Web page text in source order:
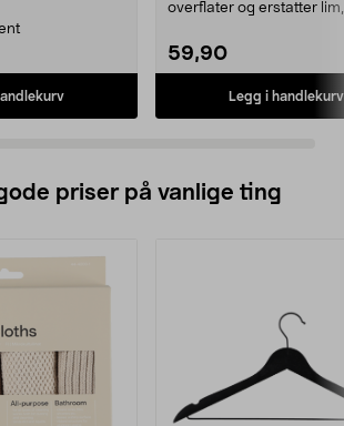
overflater og erstatter
59,90
Legg i handlekurv
priser på vanlige ting